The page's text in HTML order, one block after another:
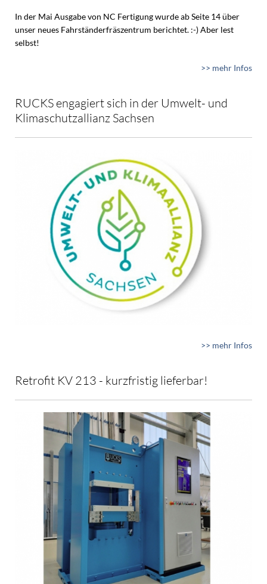
In der Mai Ausgabe von NC Fertigung wurde ab Seite 14 über
unser neues Fahrständerfräszentrum berichtet. :-) Aber lest
selbst!
>> mehr Infos
RUCKS engagiert sich in der Umwelt- und
Klimaschutzallianz Sachsen
>> mehr Infos
Retrofit KV 213 - kurzfristig lieferbar!